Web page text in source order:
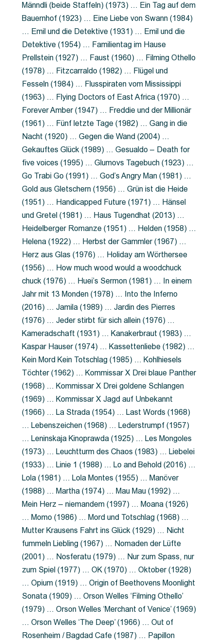
Männdli (beide Staffeln) (1973) … Ein Tag auf dem
Bauernhof (1923) … Eine Liebe von Swann (1984)
… Emil und die Detektive (1931) … Emil und die
Detektive (1954) … Familientag im Hause
Prellstein (1927) … Faust (1960) … Filming Othello
(1978) … Fitzcarraldo (1982) … Flügel und
Fesseln (1984) … Flusspiraten vom Mississippi
(1963) … Flying Doctors of East Africa (1970) …
Forever Amber (1947) … Freddie und der Millionär
(1961) … Fünf letzte Tage (1982) … Gang in die
Nacht (1920) … Gegen die Wand (2004) …
Gekauftes Glück (1989) … Gesualdo – Death for
five voices (1995) … Glumovs Tagebuch (1923) …
Go Trabi Go (1991) … God’s Angry Man (1981) …
Gold aus Gletschern (1956) … Grün ist die Heide
(1951) … Handicapped Future (1971) … Hänsel
und Gretel (1981) … Haus Tugendhat (2013) …
Heidelberger Romanze (1951) … Helden (1958) …
Helena (1922) … Herbst der Gammler (1967) …
Herz aus Glas (1976) … Holiday am Wörthersee
(1956) … How much wood would a woodchuck
chuck (1976) … Huei’s Sermon (1981) … In einem
Jahr mit 13 Monden (1978) … Into the Inferno
(2016) … Jamila (1989) … Jardin des Pierres
(1976) … Jeder stirbt für sich allein (1976) …
Kameradschaft (1931) … Kanakerbraut (1983) …
Kaspar Hauser (1974) … Kassettenliebe (1982) …
Kein Mord Kein Totschlag (1985) … Kohlhiesels
Töchter (1962) … Kommissar X Drei blaue Panther
(1968) … Kommissar X Drei goldene Schlangen
(1969) … Kommissar X Jagd auf Unbekannt
(1966) … La Strada (1954) … Last Words (1968)
… Lebenszeichen (1968) … Lederstrumpf (1957)
… Leninskaja Kinoprawda (1925) … Les Mongoles
(1973) … Leuchtturm des Chaos (1983) … Liebelei
(1933) … Linie 1 (1988) … Lo and Behold (2016) …
Lola (1981) … Lola Montes (1955) … Manöver
(1988) … Martha (1974) … Mau Mau (1992) …
Mein Herz – niemandem (1997) … Moana (1926)
… Momo (1986) … Mord und Totschlag (1968) …
Mutter Krausens Fahrt ins Glück (1929) … Nicht
fummeln Liebling (1967) … Nomaden der Lüfte
(2001) … Nosferatu (1979) … Nur zum Spass, nur
zum Spiel (1977) … OK (1970) … Oktober (1928)
… Opium (1919) … Origin of Beethovens Moonlight
Sonata (1909) … Orson Welles ‘Filming Othello’
(1979) … Orson Welles ‘Merchant of Venice’ (1969)
… Orson Welles ‘The Deep’ (1966) … Out of
Rosenheim / Bagdad Cafe (1987) … Papillon